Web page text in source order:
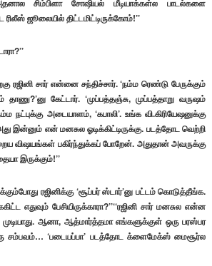
சிம்பிளா சோஷியல் மீடியாக்கள்ல பாடல்களை
ஜூலையில் திட்டமிட்டிருக்கோம்!’’
ரஜினி சார் என்னை சந்திச்சார். ‘நம்ம ரெண்டு பேருக்கும்
கேட்டார். ‘முப்பத்தஞ்சு, முப்பத்தாறு வருஷம்
நட்புக்கு அடையாளம், ‘கபாலி’. உங்க வி.கிரியேஷனுக்கு
இன்னும் என் மனசுல ஓடிக்கிட்டிருக்கு. படத்தோட வெற்றி
விஷயங்கள் பகிர்ந்துக்கப் போறேன். அதுதான் அவருக்கு
இருக்கும்!’’
ரஜினிக்கு ‘சூப்பர் ஸ்டார்’னு பட்டம் கொடுத்தீங்க.
எதுவும் பேசியிருக்காரா?’’‘‘ரஜினி சார் மனசுல என்ன
முடியாது. ஆனா, ஆத்மார்த்தமா எங்களுக்குள் ஒரு பரஸ்பர
சம்பவம்… ‘படையப்பா’ படத்தோட க்ளைமேக்ஸ் மைசூர்ல